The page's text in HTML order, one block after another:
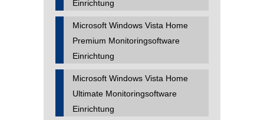
Einrichtung
Microsoft Windows Vista Home
Premium Monitoringsoftware
Einrichtung
Microsoft Windows Vista Home
Ultimate Monitoringsoftware
Einrichtung